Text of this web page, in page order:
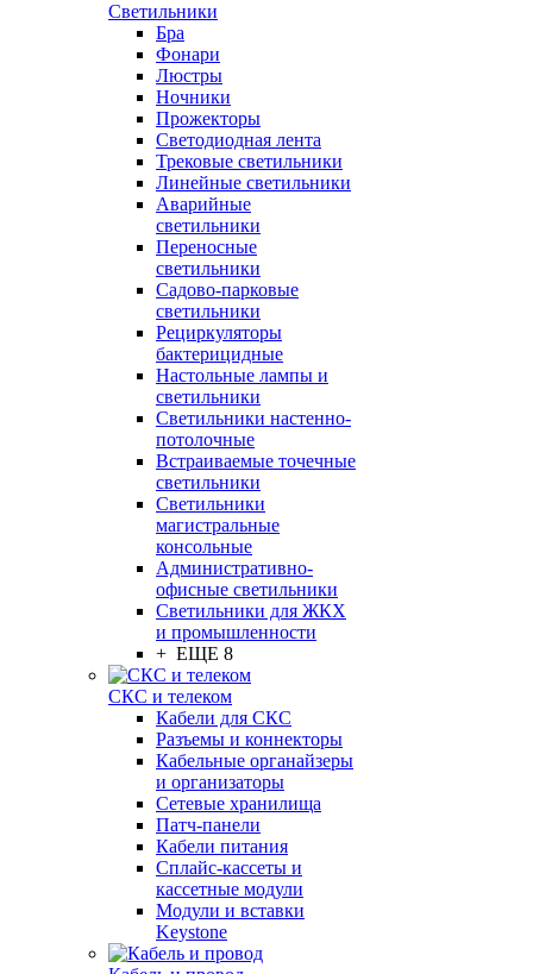
Светильники
Бра
Фонари
Люстры
Ночники
Прожекторы
Светодиодная лента
Трековые светильники
Линейные светильники
Аварийные
светильники
Переносные
светильники
Садово-парковые
светильники
Рециркуляторы
бактерицидные
Настольные лампы и
светильники
Светильники настенно-
потолочные
Встраиваемые точечные
светильники
Светильники
магистральные
консольные
Административно-
офисные светильники
Светильники для ЖКХ
и промышленности
+ ЕЩЕ 8
СКС и телеком
Кабели для СКС
Разъемы и коннекторы
Кабельные органайзеры
и организаторы
Сетевые хранилища
Патч-панели
Кабели питания
Сплайс-кассеты и
кассетные модули
Модули и вставки
Keystone